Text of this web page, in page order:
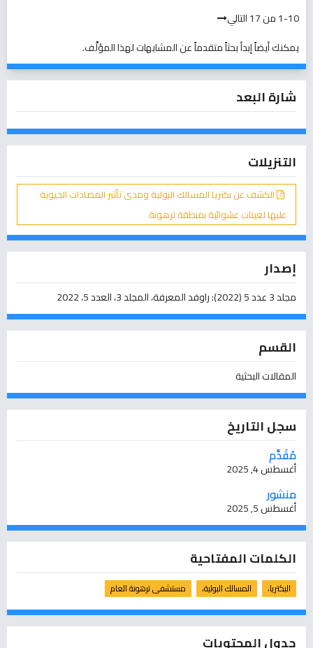
1-10 من 17
التالي
يمكنك أيضاًإبدأ بحثاً متقدماً عن المشابهاتلهذا المؤلَّف.
شارة البعد
التنزيلات
الكشف عن بكتريا المسالك البولية ومدى تأثير المضادات الحيوية
عليها لعينات عشوائية بمنطقة ترهونة
إصدار
مجلد 3 عدد 5 (2022): راوفد المعرفة، المجلد 3، العدد 5، 2022
القسم
المقالات البحثية
سجل التاريخ
مُقَدَّم
أغسطس 4, 2025
منشور
أغسطس 5, 2025
الكلمات المفتاحية
البكتريا، المسالك البولية، مستشفى ترهونة العام
جدول المحتويات